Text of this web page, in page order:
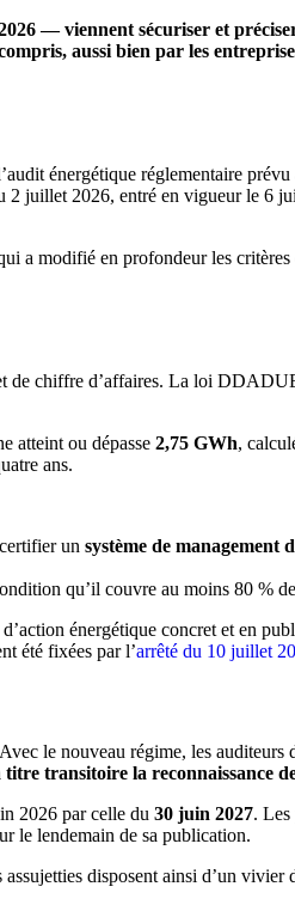
— viennent sécuriser et
aussi bien par les
énergétique réglementaire
juillet 2026, entré en vigueur le 6
modifié en profondeur les critères
de chiffre d’affaires. La loi
atteint ou dépasse 2,75 GWh,
ans.
un système de management
qu’il couvre au moins 80 %
énergétique concret et en
été fixées par l’arrêté du 10 juillet
le nouveau régime, les
transitoire la reconnaissance
2026 par celle du 30 juin 2027. Les
le lendemain de sa publication.
disposent ainsi d’un